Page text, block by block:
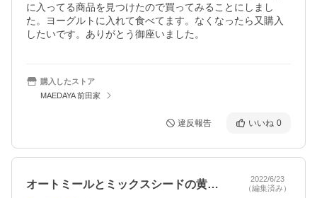
に入ってる商品を見つけたので買ってみることにしまし
た。ヨーグルトに入れて食べてます。なくなったら又購入
したいです。ありがとう御座いました。
購入したストア
MAEDAYA 前田家
違反報告 いいね 0
オートミールとミックスシードの黄金比。
2022/6/23
（編集済み）